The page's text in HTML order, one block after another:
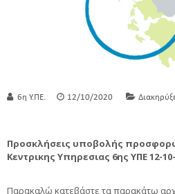
6η Υ.ΠΕ. 12/10/2020
Προσκλήσεις υποβολής
Κεντρικης Υπηρεσιας 6ης ΥΠΕ 12-
Παρακαλώ κατεβάστε τα παρακάτω